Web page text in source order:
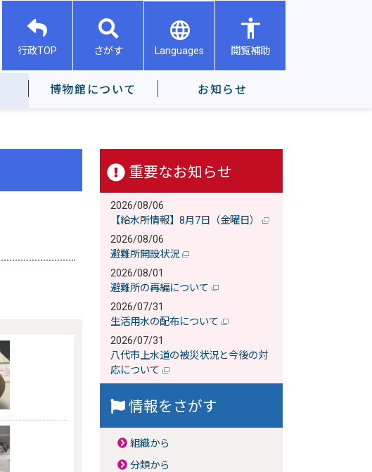
行政TOP さがす Languages 閲覧補助
博物館について お知らせ
重要なお知らせ
2026/08/06
【給水所情報】8月7日（金曜日）
2026/08/06
避難所開設状況
2026/08/01
避難所の再編について
2026/07/31
生活用水の配布について
2026/07/31
八代市上水道の被災状況と今後の対
応について
情報をさがす
組織から
分類から